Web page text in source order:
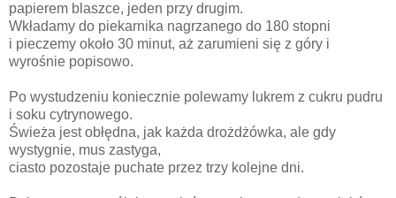
papierem blaszce, jeden przy drugim.
Wkładamy do piekarnika nagrzanego do 180 stopni
i pieczemy około 30 minut, aż zarumieni się z góry i
wyrośnie popisowo.
Po wystudzeniu koniecznie polewamy lukrem z cukru pudru
i soku cytrynowego.
Świeża jest obłędna, jak każda drożdżówka, ale gdy
wystygnie, mus zastyga,
ciasto pozostaje puchate przez trzy kolejne dni.